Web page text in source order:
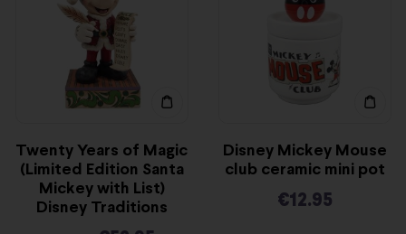
Twenty Years of Magic
(Limited Edition Santa
Mickey with List)
Disney Traditions
Disney Mickey Mouse
club ceramic mini pot
€12.95